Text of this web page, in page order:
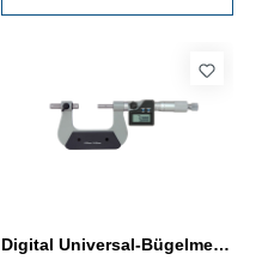
Taste- mit Datenausgang RB
Messtrommel mattverchromt-
Kasten Messbereich 0 - 25
Digital Universal-Bügelmessschraube 100 - 125 mm mit verschiebbarem Amboss